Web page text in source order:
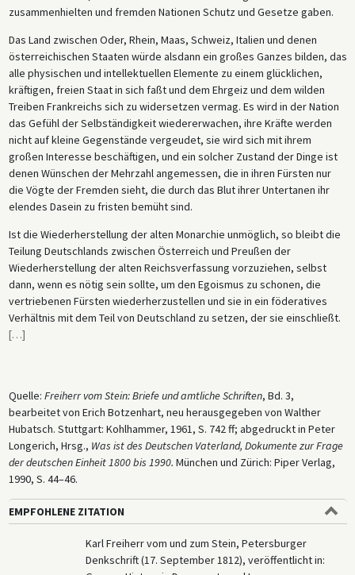
zusammenhielten und fremden Nationen Schutz und Gesetze gaben.
Das Land zwischen Oder, Rhein, Maas, Schweiz, Italien und denen
österreichischen Staaten würde alsdann ein großes Ganzes bilden, das
alle physischen und intellektuellen Elemente zu einem glücklichen,
kräftigen, freien Staat in sich faßt und dem Ehrgeiz und dem wilden
Treiben Frankreichs sich zu widersetzen vermag. Es wird in der Nation
das Gefühl der Selbständigkeit wiedererwachen, ihre Kräfte werden
nicht auf kleine Gegenstände vergeudet, sie wird sich mit ihrem
großen Interesse beschäftigen, und ein solcher Zustand der Dinge ist
denen Wünschen der Mehrzahl angemessen, die in ihren Fürsten nur
die Vögte der Fremden sieht, die durch das Blut ihrer Untertanen ihr
elendes Dasein zu fristen bemüht sind.
Ist die Wiederherstellung der alten Monarchie unmöglich, so bleibt die
Teilung Deutschlands zwischen Österreich und Preußen der
Wiederherstellung der alten Reichsverfassung vorzuziehen, selbst
dann, wenn es nötig sein sollte, um den Egoismus zu schonen, die
vertriebenen Fürsten wiederherzustellen und sie in ein föderatives
Verhältnis mit dem Teil von Deutschland zu setzen, der sie einschließt.
[…]
Quelle: Freiherr vom Stein:Briefe und amtliche Schriften, Bd. 3,
bearbeitet von Erich Botzenhart, neu herausgegeben von Walther
Hubatsch. Stuttgart: Kohlhammer, 1961, S. 742 ff; abgedruckt in Peter
Longerich, Hrsg., Was ist des Deutschen Vaterland, Dokumente zur Frage
der deutschen Einheit 1800 bis 1990. München und Zürich: Piper Verlag,
1990, S. 44–46.
EMPFOHLENE ZITATION
Karl Freiherr vom und zum Stein, Petersburger
Denkschrift (17. September 1812), veröffentlicht in: